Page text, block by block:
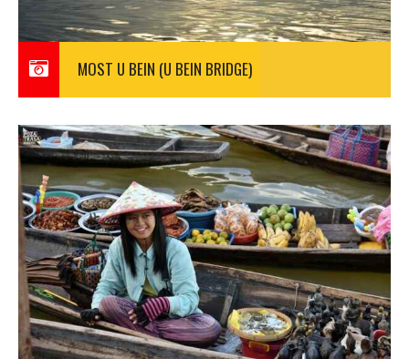
MOST U BEIN (U BEIN BRIDGE)